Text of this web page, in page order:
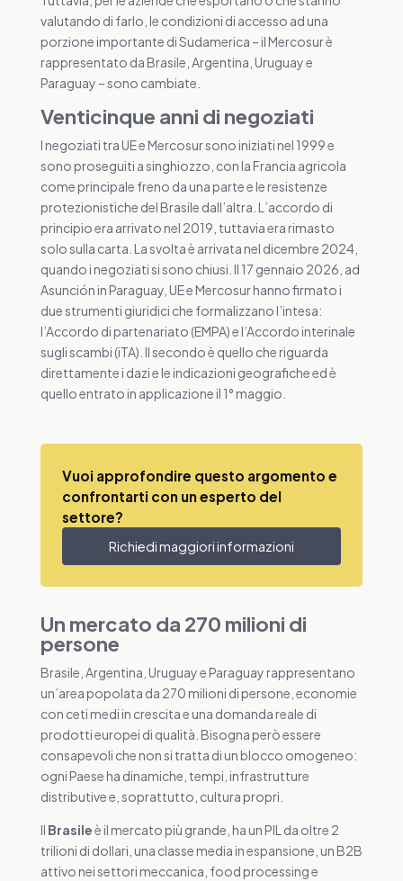
valutando di farlo, le condizioni di accesso ad una
porzione importante di Sudamerica – il Mercosur è
rappresentato da Brasile, Argentina, Uruguay e
Paraguay – sono cambiate.
Venticinque anni di negoziati
I negoziati tra UE e Mercosur sono iniziati nel 1999 e
sono proseguiti a singhiozzo, con la Francia agricola
come principale freno da una parte e le resistenze
protezionistiche del Brasile dall’altra. L’accordo di
principio era arrivato nel 2019, tuttavia era rimasto
solo sulla carta. La svolta è arrivata nel dicembre 2024,
quando i negoziati si sono chiusi. Il 17 gennaio 2026, ad
Asunción in Paraguay, UE e Mercosur hanno firmato i
due strumenti giuridici che formalizzano l’intesa:
l’Accordo di partenariato (EMPA) e l’Accordo interinale
sugli scambi (iTA). Il secondo è quello che riguarda
direttamente i dazi e le indicazioni geografiche ed è
quello entrato in applicazione il 1° maggio.
Vuoi approfondire questo argomento e
confrontarti con un esperto del
settore?
Richiedi maggiori informazioni
Un mercato da 270 milioni di
persone
Brasile, Argentina, Uruguay e Paraguay rappresentano
un’area popolata da 270 milioni di persone, economie
con ceti medi in crescita e una domanda reale di
prodotti europei di qualità. Bisogna però essere
consapevoli che non si tratta di un blocco omogeneo:
ogni Paese ha dinamiche, tempi, infrastrutture
distributive e, soprattutto, cultura propri.
Il Brasileè il mercato più grande, ha un PIL da oltre 2
trilioni di dollari, una classe media in espansione, un B2B
attivo nei settori meccanica, food processing e